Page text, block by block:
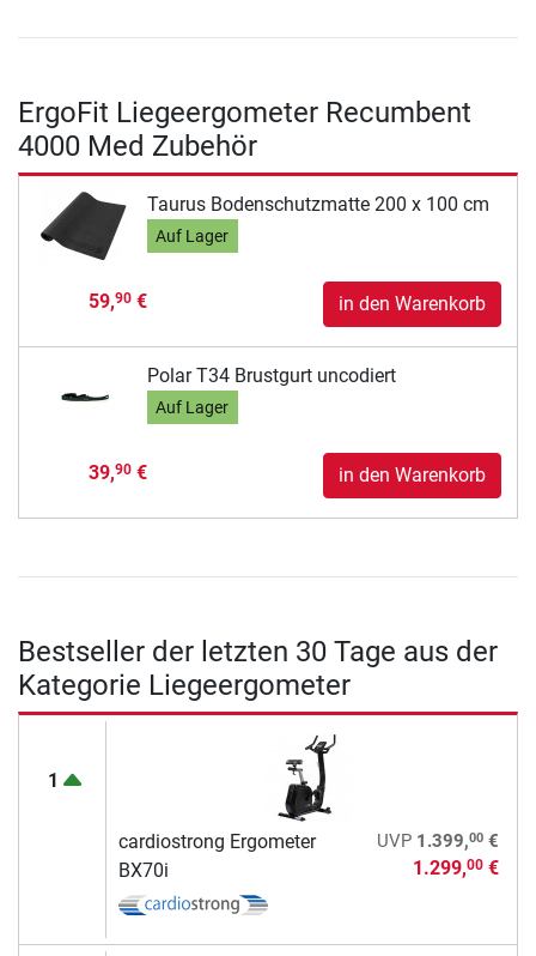
ErgoFit Liegeergometer Recumbent
4000 Med Zubehör
Taurus Bodenschutzmatte 200 x 100 cm
Auf Lager
59,90€ in den Warenkorb
Polar T34 Brustgurt uncodiert
Auf Lager
39,90€ in den Warenkorb
Bestseller der letzten 30 Tage aus der
Kategorie Liegeergometer
1
cardiostrong Ergometer
BX70i
UVP 1.399,00€
1.299,00€